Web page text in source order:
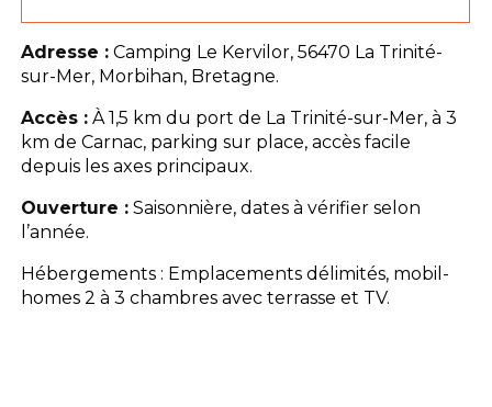
Adresse : Camping Le Kervilor, 56470 La Trinité-
sur-Mer, Morbihan, Bretagne.
Accès : À 1,5 km du port de La Trinité-sur-Mer, à 3
km de Carnac, parking sur place, accès facile
depuis les axes principaux.
Ouverture : Saisonnière, dates à vérifier selon
l’année.
Hébergements : Emplacements délimités, mobil-
homes 2 à 3 chambres avec terrasse et TV.